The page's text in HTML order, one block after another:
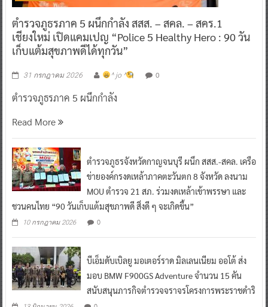
ตำรวจภูธรภาค 5 ผนึกกำลัง สสส. – สคล. – สคร.1
เชียงใหม่ เปิดแคมเปญ “Police 5 Healthy Hero : 90 วัน
เก็บแต้มสุขภาพดีได้ทุกวัน”
31 กรกฎาคม 2026 ^ jo ^ 0
ตำรวจภูธรภาค 5 ผนึกกำลัง
Read More
ตำรวจภูธรจังหวัดกาญจนบุรี ผนึก สสส.-สคล. เครือ
ข่ายองค์กรงดเหล้าภาคตะวันตก 8 จังหวัด ลงนาม
MOU ตำรวจ 21 สภ. ร่วมงดเหล้าเข้าพรรษา และ
ชวนคนไทย “90 วันเก็บแต้มสุขภาพดี สิ่งดี ๆ จะเกิดขึ้น”
10 กรกฎาคม 2026 0
บีเอ็มดับเบิลยู มอเตอร์ราด มิลเลนเนียม ออโต้ ส่ง
มอบ BMW F900GS Adventure จำนวน 15 คัน
สนับสนุนภารกิจตำรวจจราจรโครงการพระราชดำริ